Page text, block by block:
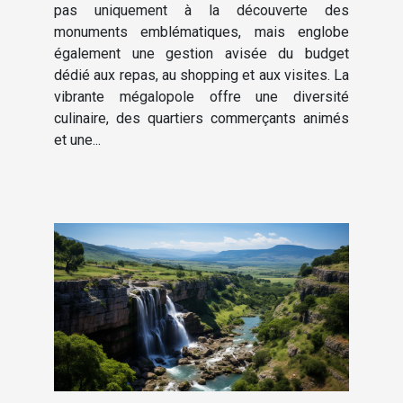
pas uniquement à la découverte des
monuments emblématiques, mais englobe
également une gestion avisée du budget
dédié aux repas, au shopping et aux visites. La
vibrante mégalopole offre une diversité
culinaire, des quartiers commerçants animés
et une...